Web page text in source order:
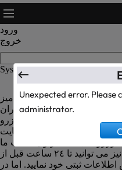
ورود
خروج
System Text Test
رزرو میز
راهنمای رزرو میز رستوران
از طریق این فرم اقدام به رزرو
نمایید. در صورتی که در سایت
رزرو های شما در وب سایت ما
ثبت می شود و در صورت رزرو جدید نیز می توانید تا ٢٤ ساعت قبل از
ثبتی خود نمایید. اما در
Unexpected error. Please
administrator.